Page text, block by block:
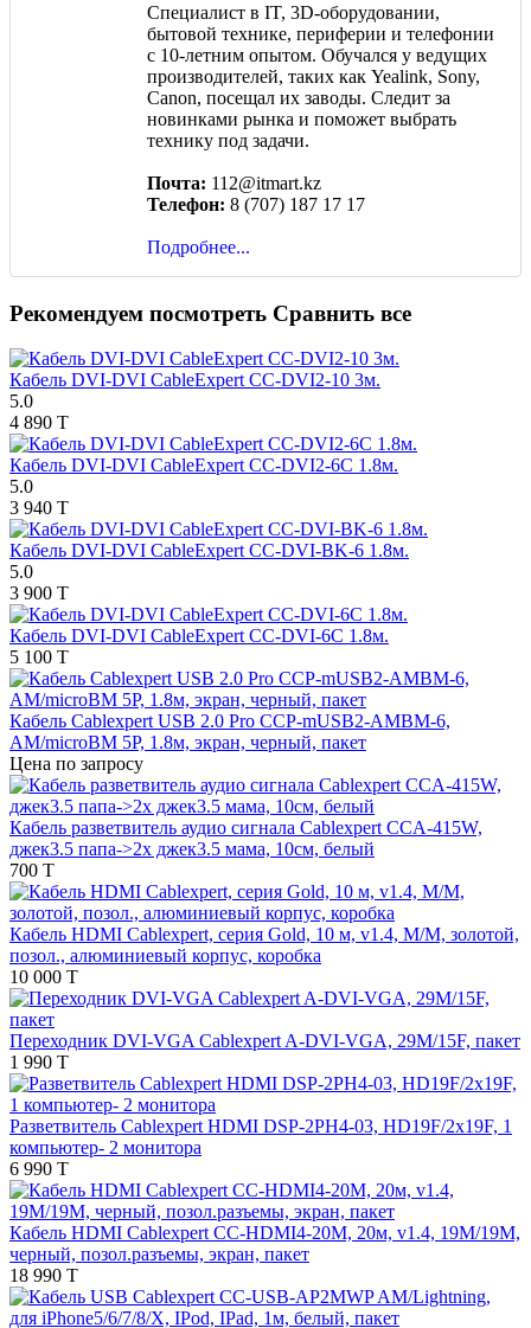
Специалист в IT, 3D-оборудовании,
бытовой технике, периферии и телефонии
с 10-летним опытом. Обучался у ведущих
производителей, таких как Yealink, Sony,
Canon, посещал их заводы. Следит за
новинками рынка и поможет выбрать
технику под задачи.
Почта: 112@itmart.kz
Телефон: 8 (707) 187 17 17
Подробнее...
Рекомендуем посмотреть Сравнить все
Кабель DVI-DVI CableExpert CC-DVI2-10 3м.
5.0
4 890 T
Кабель DVI-DVI CableExpert CC-DVI2-6C 1.8м.
5.0
3 940 T
Кабель DVI-DVI CableExpert CC-DVI-BK-6 1.8м.
5.0
3 900 T
Кабель DVI-DVI CableExpert CC-DVI-6C 1.8м.
5 100 T
Кабель Cablexpert USB 2.0 Pro CCP-mUSB2-AMBM-6,
AM/microBM 5P, 1.8м, экран, черный, пакет
Цена по запросу
Кабель разветвитель аудио сигнала Cablexpert CCA-415W,
джек3.5 папа->2х джек3.5 мама, 10см, белый
700 T
Кабель HDMI Cablexpert, серия Gold, 10 м, v1.4, M/M, золотой,
позол., алюминиевый корпус, коробка
10 000 T
Переходник DVI-VGA Cablexpert A-DVI-VGA, 29M/15F, пакет
1 990 T
Разветвитель Cablexpert HDMI DSP-2PH4-03, HD19F/2x19F, 1
компьютер- 2 монитора
6 990 T
Кабель HDMI Cablexpert CC-HDMI4-20M, 20м, v1.4, 19M/19M,
черный, позол.разъемы, экран, пакет
18 990 T